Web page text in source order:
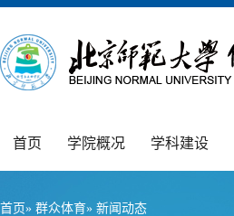
首页 学院概况 学科建设
首页» 群众体育» 新闻动态